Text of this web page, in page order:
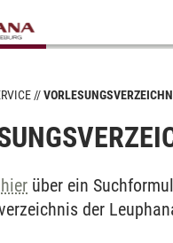
hier über ein
der